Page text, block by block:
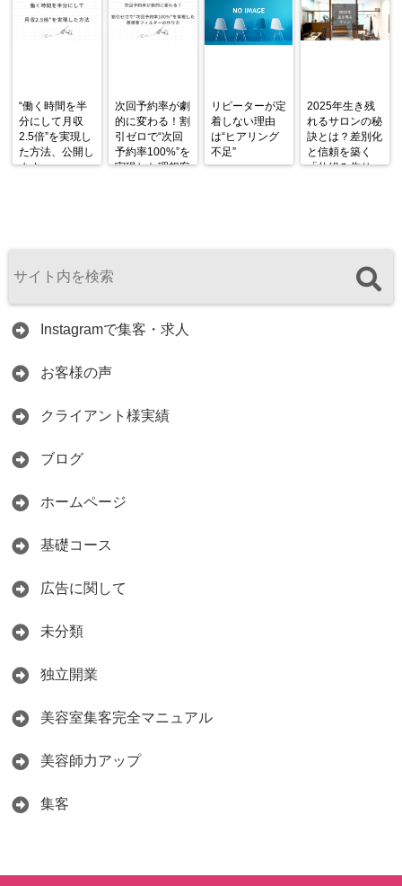
“働く時間を半
分にして月収
2.5倍”を実現し
た方法、公開し
ます。
次回予約率が劇
的に変わる！割
引ゼロで“次回
予約率100%”を
実現した理想客
リピーターが定
着しない理由
は“ヒアリング
不足”
2025年生き残
れるサロンの秘
訣とは？差別化
と信頼を築く
「仕組み作り」
Instagramで集客・求人
お客様の声
クライアント様実績
ブログ
ホームページ
基礎コース
広告に関して
未分類
独立開業
美容室集客完全マニュアル
美容師力アップ
集客